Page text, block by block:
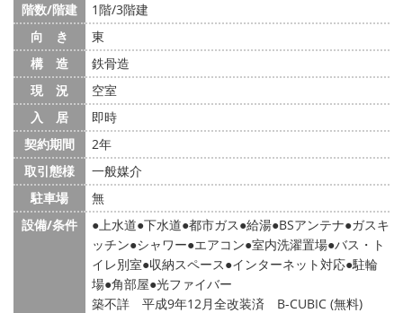
階数/階建
1階/3階建
向 き
東
構 造
鉄骨造
現 況
空室
入 居
即時
契約期間
2年
取引態様
一般媒介
駐車場
無
設備/条件
上水道 下水道 都市ガス 給湯 BSアンテナ ガスキ
ッチン シャワー エアコン 室内洗濯置場 バス・ト
イレ別室 収納スペース インターネット対応 駐輪
場 角部屋 光ファイバー
築不詳 平成9年12月全改装済 B-CUBIC (無料)